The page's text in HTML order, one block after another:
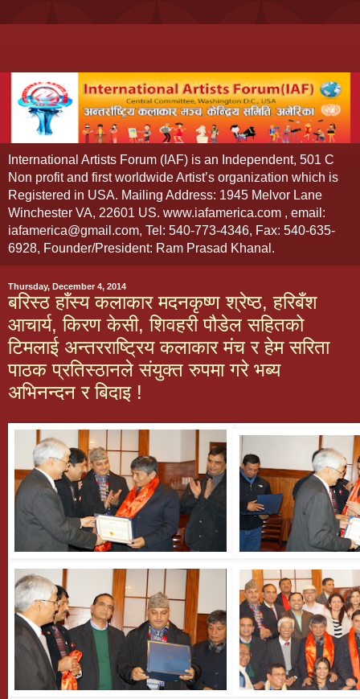
International Artists Forum (IAF) is an Independent, 501 C
Non profit and first worldwide Artist’s organization which is
Registered in USA. Mailing Address: 1945 Melvor Lane
Winchester VA, 22601 US. www.iafamerica.com , email:
iafamerica@gmail.com, Tel: 540-773-4346, Fax: 540-635-
6928, Founder/President: Ram Prasad Khanal.
Thursday, December 4, 2014
बरिस्ठ हाँस्य कलाकार मदनकृष्ण श्रेष्ठ, हरिबँश
आचार्य, किरण केसी, शिवहरी पौडेल सहितको
टिमलाई अन्तरराष्ट्रिय कलाकार मंच र हेम सरिता
पाठक प्रतिस्ठानले संयुक्त रुपमा गरे भब्य
अभिनन्दन र बिदाइ !